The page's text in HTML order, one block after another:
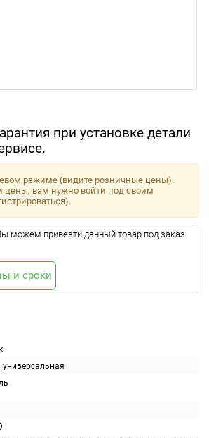
при установке детали
режиме (видите розничные цены).
цены, вам нужно войти под своим
можем привезти данный товар под заказ.
и сроки